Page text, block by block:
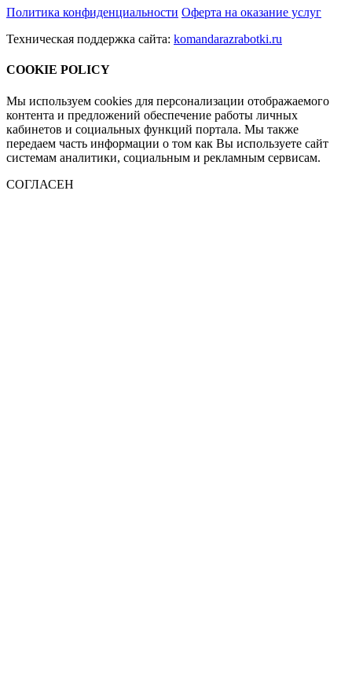
Политика конфиденциальности Оферта на оказание услуг
Техническая поддержка сайта: komandarazrabotki.ru
COOKIE POLICY
Мы используем cookies для персонализации отображаемого
контента и предложений обеспечение работы личных
кабинетов и социальных функций портала. Мы также
передаем часть информации о том как Вы используете сайт
системам аналитики, социальным и рекламным сервисам.
СОГЛАСЕН